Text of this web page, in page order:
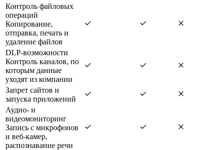
Контроль файловых
операций
Копирование,
отправка, печать и
удаление файлов
DLP-возможности
Контроль каналов, по
которым данные
уходят из компании
Запрет сайтов и
запуска приложений
Аудио- и
видеомониторинг
Запись с микрофонов
и веб-камер,
распознавание речи